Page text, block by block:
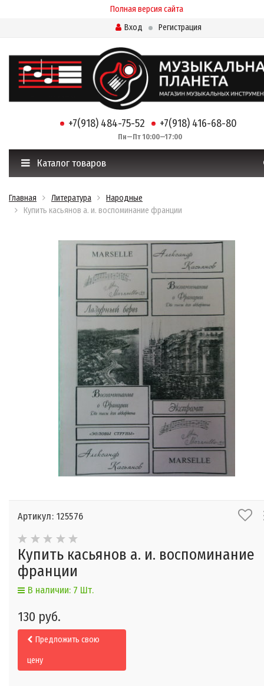
Полная версия сайта
Вход
Регистрация
+7(918) 484-75-52 +7(918) 416-68-80
Пн—Пт 10:00—17:00
Каталог товаров
Главная Литература
Народные
Купить касьянов а. и. воспоминание франции
Артикул: 125576
Купить касьянов а. и. воспоминание
франции
В наличии: 7 Шт.
130 руб.
Предложить свою
цену